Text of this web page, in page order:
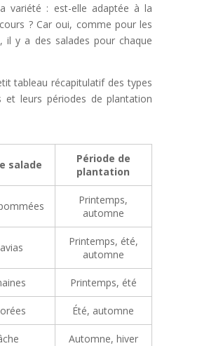
variété : est-elle adaptée à la
? Car oui, comme pour les
il y a des salades pour chaque
tableau récapitulatif des types
et leurs périodes de plantation
salade
Période de
plantation
Printemps,
automne
Printemps, été,
automne
Printemps, été
Été, automne
Automne, hiver